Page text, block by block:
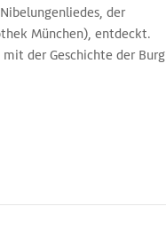
der
München), entdeckt.
der Geschichte der Burg